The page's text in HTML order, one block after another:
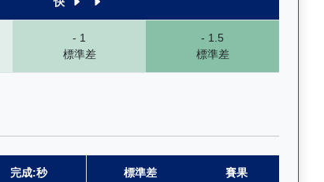
- 1
標準差
- 1.5
標準差
完成:秒 標準差 賽果